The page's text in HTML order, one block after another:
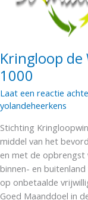
Kringloop
1000
Laat een reactie
yolandeheerkens
Stichting
middel van het
en met de opbrengst
binnen- en
op onbetaalde
Goed Maanddoel in